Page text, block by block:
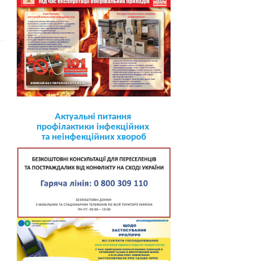
Актуальні питання
профілактики інфекційних
та неінфекційних хвороб